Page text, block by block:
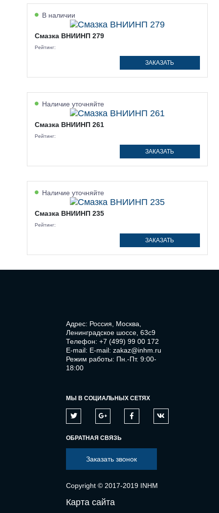
В наличии
Смазка ВНИИНП 279
Рейтинг:
ЗАКАЗАТЬ
Наличие уточняйте
Смазка ВНИИНП 261
Рейтинг:
ЗАКАЗАТЬ
Наличие уточняйте
Смазка ВНИИНП 235
Рейтинг:
ЗАКАЗАТЬ
Адрес: Россия, Москва,
Ленинградское шоссе, 63с9
Телефон: +7 (499) 99 00 172
E-mail: E-mail: zakaz@inhm.ru
Режим работы: Пн.-Пт. 9:00-
18:00
МЫ В СОЦИАЛЬНЫХ СЕТЯХ
ОБРАТНАЯ СВЯЗЬ
Заказать звонок
Copyright © 2017-2019 INHM
Карта сайта